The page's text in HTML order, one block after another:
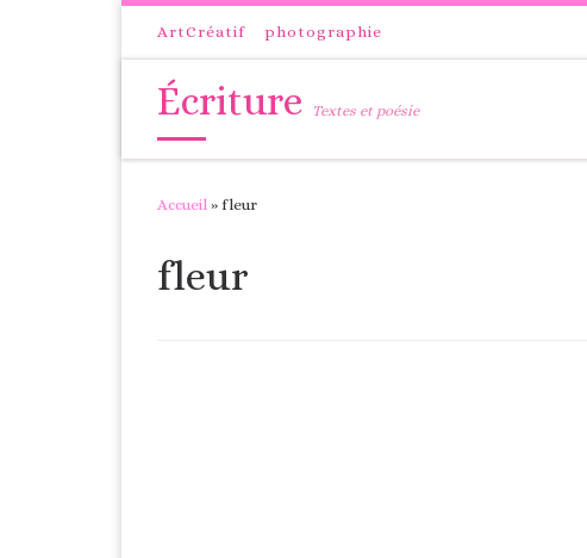
Passer au contenuArtCréatif photographie
Écriture Textes et poésie
Accueil » fleur
fleur